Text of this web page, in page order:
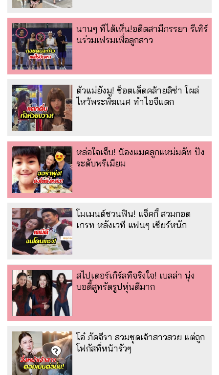
นานๆ ทีได้เห็น!อดีตสามีภรรยา รีเทิร์
นร่วมเฟรมเพื่อลูกสาว
ตัวแม่ยังมู! ช็อตเด็ดคล้ายลิซ่า โผล่
ไหว้พระพิฆเนศ ทำไอจีแตก
หล่อใจเจ็บ! น้องแมคลูกแหม่มคัท ปัง
ระดับพรีเมียม
โมเมนต์ชวนฟิน! แจ็คกี้ สวมกอด
เกรท หลังเวที แฟนๆ เชียร์หนัก
สไปเดอร์เกิร์ลที่จริงใจ! เบลล่า นุ่ง
บอดี้สูทรัดรูปหุ่นดีมาก
โอ๋ ภัคจีรา สวมชุดเจ้าสาวสวย แต่ถูก
โฟกัสที่หน้ารัวๆ